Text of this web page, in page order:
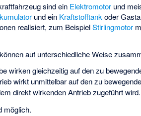
sind ein Elektromotor und
und ein Kraftstofftank oder
realisiert, zum BeispielStirlingmotor
auf unterschiedliche Weise
wirken gleichzeitig auf den zu
wirkt unmittelbar auf den zu
direkt wirkenden Antrieb zugeführt wird.
möglich.